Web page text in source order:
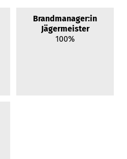
Brandmanager:in
Jägermeister
100%